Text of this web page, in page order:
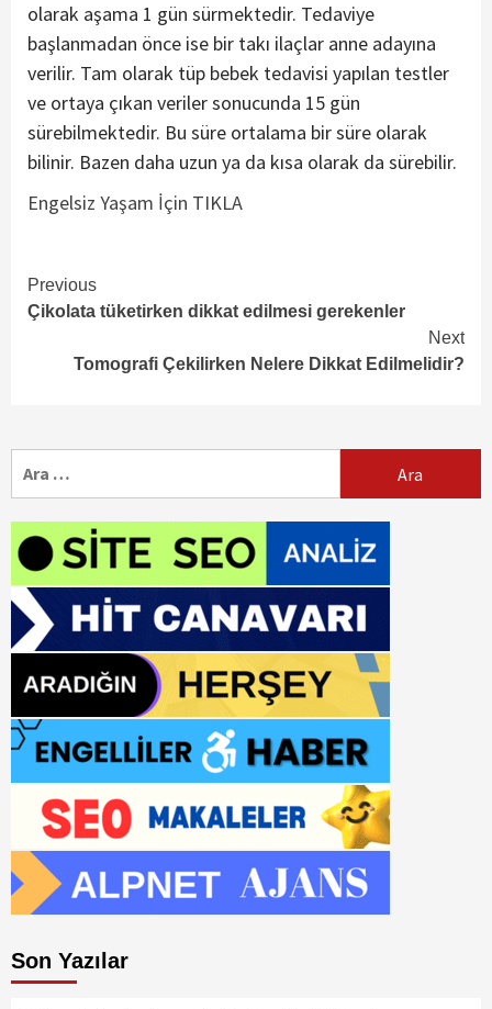
olarak aşama 1 gün sürmektedir. Tedaviye
başlanmadan önce ise bir takı ilaçlar anne adayına
verilir. Tam olarak tüp bebek tedavisi yapılan testler
ve ortaya çıkan veriler sonucunda 15 gün
sürebilmektedir. Bu süre ortalama bir süre olarak
bilinir. Bazen daha uzun ya da kısa olarak da sürebilir.
Engelsiz Yaşam İçin TIKLA
Continue
Reading
Previous
Çikolata tüketirken dikkat edilmesi gerekenler
Next
Tomografi Çekilirken Nelere Dikkat Edilmelidir?
Son Yazılar